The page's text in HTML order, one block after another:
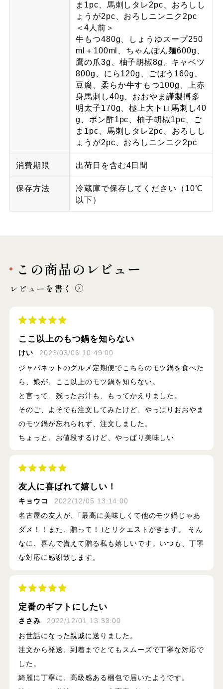
ま1pc、馬刺しタレ2pc、おろしし
ょうが2pc、おろしニンニク2pc
＜4人前＞
牛もつ480g、しょうゆスープ250
ml＋100ml、ちゃんぽん麺600g、
鷹の爪3g、柚子胡椒8g、キャベツ
800g、にら120g、ごぼう160g、
豆腐、柔らか牛すもつ100g、上赤
身馬刺し40g、おおやま謹製博多
明太子170g、極上大トロ馬刺し40
g、ポン酢1pc、柚子胡椒1pc、ご
ま1pc、馬刺しタレ2pc、おろしし
ょうが2pc、おろしニンニク2pc
消費期限 出荷日を含む4日間
保存方法
冷蔵庫で保存してください（10℃
以下）
この商品のレビュー
レビューを書く
ここ以上のもつ鍋を知らない
けい
2023/03/06 10:49:00
ジャパネットのグルメ定期便でこちらのモツ鍋を食べた
ら、娘が、ここ以上のモツ鍋を知らない。
と言って、残ったお汁も、もってかえりました。
そのご、よそでも注文してみたけど、やっぱりおおやま
のモツ鍋が忘れられず、注文しました。
ちょっと、お値段するけど、やっぱり美味しい
友人に喜ばれて嬉しい！
キョウコ
2022/12/05 13:14:00
名古屋の友人が、｢最高に美味しくて他のモツ鍋じゃあ
ダメ！！また、贈って！｣とリクエストがきます。 そん
なに、喜んで貰えて贈る私も嬉しいです。いつも、丁寧
な対応に感謝致します。
定番のギフトにしたい
ささみ
2022/12/01 13:33:00
お世話になった親戚に送りました。
注文から発送、到着までとてもスムーズで丁寧な対応で
した。
綺麗に丁寧に、高級感ある梱包で届いたようです。